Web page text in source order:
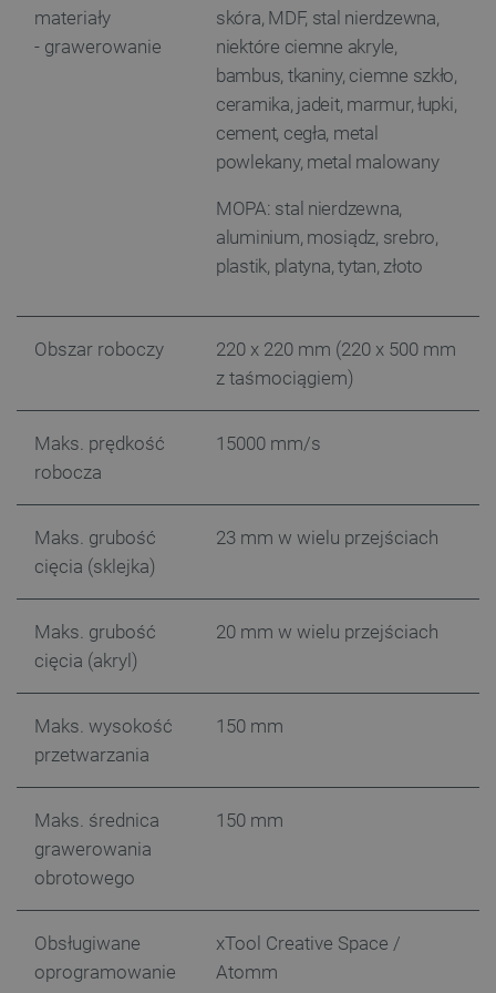
materiały
- grawerowanie
skóra, MDF, stal nierdzewna,
niektóre ciemne akryle,
bambus, tkaniny, ciemne szkło,
ceramika, jadeit, marmur, łupki,
cement, cegła, metal
powlekany, metal malowany
MOPA: stal nierdzewna,
aluminium, mosiądz, srebro,
plastik, platyna, tytan, złoto
Obszar roboczy
220 x 220 mm (220 x 500 mm
z taśmociągiem)
Maks. prędkość
robocza
15000 mm/s
Maks. grubość
cięcia (sklejka)
23 mm w wielu przejściach
Maks. grubość
cięcia (akryl)
20 mm w wielu przejściach
Maks. wysokość
przetwarzania
150 mm
Maks. średnica
grawerowania
obrotowego
150 mm
Obsługiwane
oprogramowanie
xTool Creative Space /
Atomm
Cloudflare Inc.
.webshopapp.com